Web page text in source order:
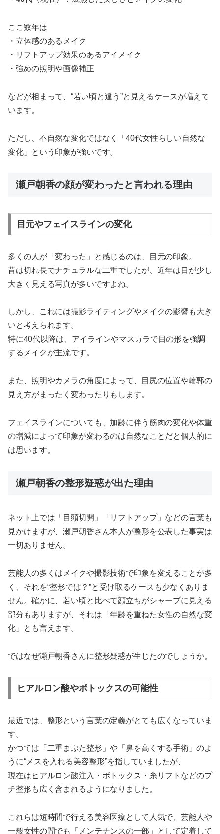
ここ数年は
・立体感のあるメイク
・リフトアップ効果のあるアイメイク
・強めの照明や画像補正
などが相まって、“若い頃と違う”と見えるケースが増えて
います。
ただし、不自然な変化ではなく「40代女性らしい自然な
変化」という印象が強いです。
瀬戸朝香の顔が変わったと言われる理由
目元やフェイスラインの変化
多くの人が「変わった」と感じるのは、目元の印象。
昔は切れ長でナチュラルな二重でしたが、近年は目が少し
大きく見える写真が多いですよね。
しかし、これには撮影ライティングやメイクの影響も大き
いと考えられます。
特に40代以降は、アイラインやマスカラで目の形を強調
するメイクが主流です。
また、照明やカメラの角度によって、目尻の位置や輪郭の
見え方がまったく変わったりもします。
フェイスラインについても、加齢に伴う筋肉の変化や体重
の増減によって印象が変わるのは自然なことだと個人的に
は思います。
瀬戸朝香の整形疑惑が出た理由
ネット上では「目頭切開」「リフトアップ」などの言葉も
見かけますが、瀬戸朝香さん本人が整形を公表した事実は
一切ありません。
芸能人の多くはメイクや撮影技術で印象を変えることが多
く、それを“整形では？”と受け取るケースも少なくありま
せん。確かに、若い頃と比べて顔立ちがシャープに見える
部分もありますが、それは「年齢を重ねた女性の自然な変
化」とも言えます。
ではなぜ瀬戸朝香さんに整形疑惑が生じたのでしょうか。
ヒアルロン酸やボトックスの可能性
最近では、整形という言葉の定義がとても広くなっていま
す。
かつては「二重まぶた整形」や「鼻を高くする手術」のよ
うに“メスを入れる美容整形”を指していましたが、
現在はヒアルロン酸注入・ボトックス・糸リフトなどのプ
チ整形も広く含まれるようになりました。
これらは短時間で行える美容医療として人気で、芸能人や
一般女性の間でも「メンテナンスの一部」として定着して